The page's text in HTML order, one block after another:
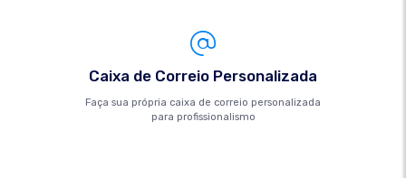
Caixa de Correio Personalizada
Faça sua própria caixa de correio personalizada
para profissionalismo